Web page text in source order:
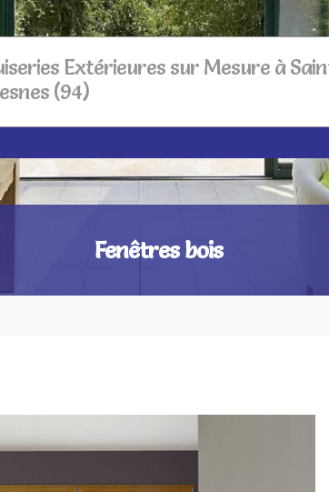
Extérieures sur Mesure à
(94)
Fenêtres bois